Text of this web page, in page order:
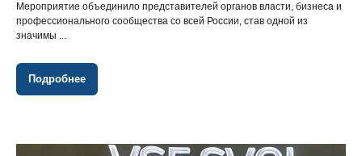
Мероприятие объединило представителей органов власти, бизнеса и
профессионального сообщества со всей России, став одной из
значимы ...
Подробнее